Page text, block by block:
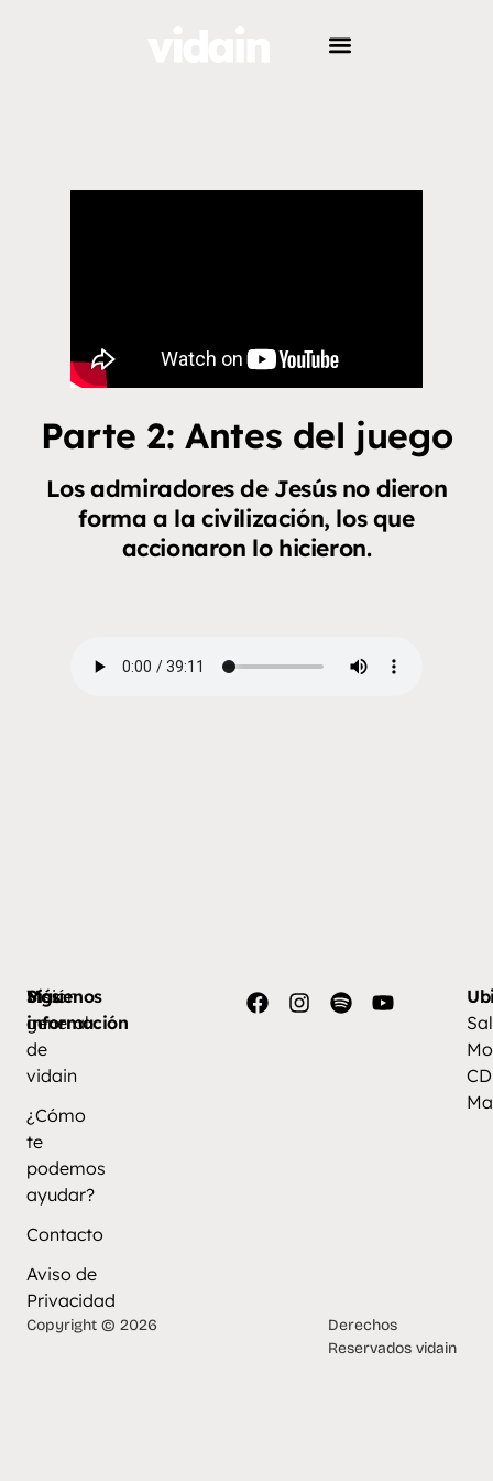
Parte 2: Antes del juego
Los admiradores de Jesús no dieron
forma a la civilización, los que
accionaron lo hicieron.
Más
información
Visión
general
de
vidain
¿Cómo
te
podemos
ayudar?
Contacto
Aviso de
Privacidad
Síguenos
Copyright © 2026
Derechos
Reservados vidain